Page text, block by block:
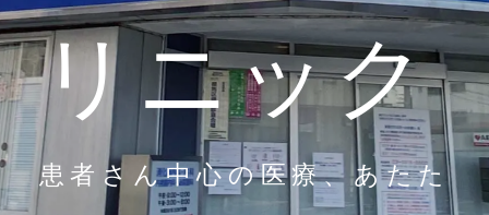
リニック
患者さん中心の医療、あたた